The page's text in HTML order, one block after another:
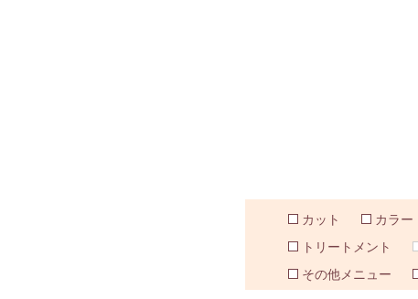
カット カラー
トリートメント
その他メニュー